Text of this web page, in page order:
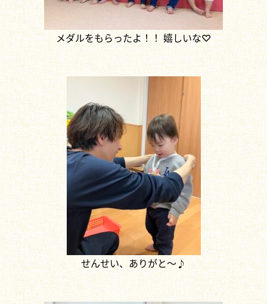
メダルをもらったよ！！ 嬉しいな♡
せんせい、ありがと～♪